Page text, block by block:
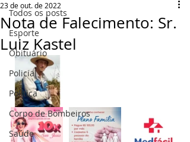
Todos os posts
Esporte
Obituário
Policial
Politica
Corpo de Bombeiros
Saúde
Nota de Falecimento: Sr.
Luiz Kastel
23 de out. de 2022